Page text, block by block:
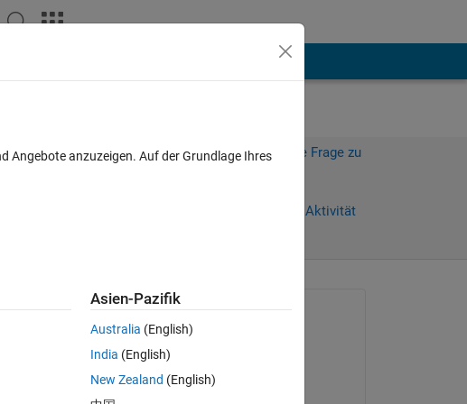
Melden Sie sich an, um diese Frage zu
Anmelden, um Aktivität
connected
ENRICO
am 18 Aug. 2024
Angebote anzuzeigen. Auf der Grundlage Ihres
Asien-Pazifik
Australia (English)
India (English)
New Zealand (English)